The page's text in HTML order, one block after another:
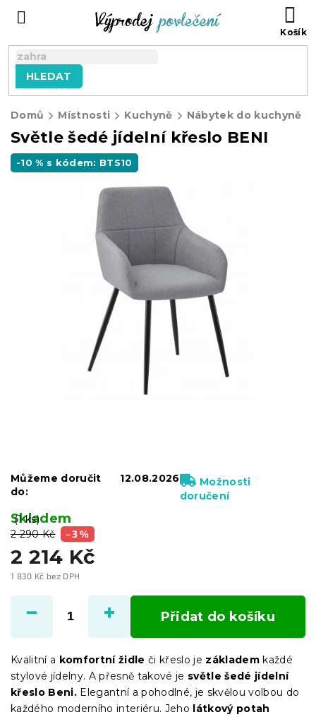
HLEDAT
Domů Místnosti Kuchyně Nábytek do kuchyně
Světle šedé jídelní křeslo BENI
-10 % s kódem: BTS10
2 290 Kč –3 %
2 214 Kč
1 830 Kč bez DPH
cena:
Skladem
(1 ks)
Můžeme doručit
do:
12.08.2026
Možnosti
doručení
Přidat do košíku
Kvalitní a komfortní židle či křeslo je základem každé
stylové jídelny. A přesně takové je světle šedé jídelní
křeslo Beni. Elegantní a pohodlné, je skvělou volbou do
každého moderního interiéru. Jeho látkový potah